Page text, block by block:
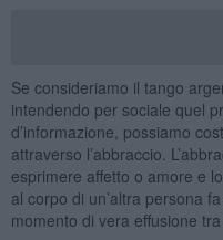
Se consideriamo il tango
intendendo per sociale quel
d’informazione, possiamo
attraverso l’abbraccio.
esprimere affetto o amore e
al corpo di un’altra persona
momento di vera effusione